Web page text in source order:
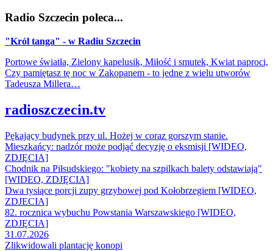
Radio Szczecin poleca...
"Król tanga" - w Radiu Szczecin
Portowe światła, Zielony kapelusik, Miłość i smutek, Kwiat paproci,
Czy pamiętasz tę noc w Zakopanem - to jedne z wielu utworów
Tadeusza Millera…
radioszczecin.tv
Pękający budynek przy ul. Hożej w coraz gorszym stanie.
Mieszkańcy: nadzór może podjąć decyzję o eksmisji [WIDEO,
ZDJĘCIA]
Chodnik na Piłsudskiego: "kobiety na szpilkach balety odstawiają"
[WIDEO, ZDJĘCIA]
Dwa tysiące porcji zupy grzybowej pod Kołobrzegiem [WIDEO,
ZDJECIA]
82. rocznica wybuchu Powstania Warszawskiego [WIDEO,
ZDJĘCIA]
31.07.2026
Zlikwidowali plantację konopi